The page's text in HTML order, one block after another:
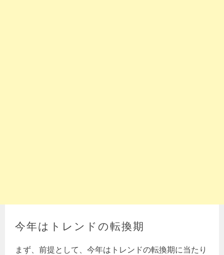
今年はトレンドの転換期
まず、前提として、今年はトレンドの転換期に当たり